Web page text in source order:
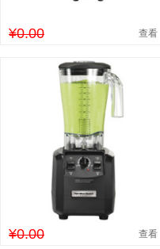
¥0.00 查看
¥0.00 查看